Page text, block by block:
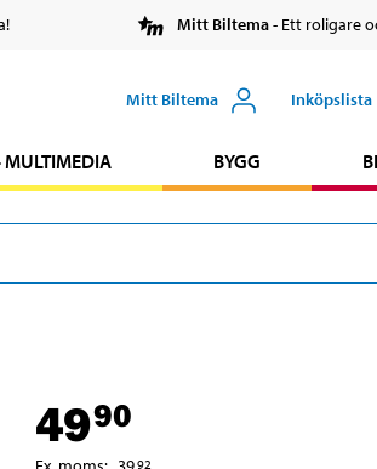
Mitt Biltema- Ett roligare
Mitt Biltema Inköpslista
MULTIMEDIA BYGG
4990
92